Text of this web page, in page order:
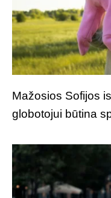
Mažosios Sofijos
globotojui būtina